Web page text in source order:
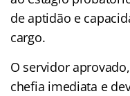
de aptidão e
cargo.
O servidor
chefia imediata e